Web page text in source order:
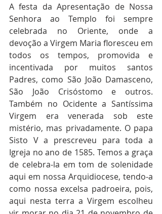
A festa da Apresentação de Nossa
Senhora ao Templo foi sempre
celebrada no Oriente, onde a
devoção a Virgem Maria floresceu em
todos os tempos, promovida e
incentivada por muitos santos
Padres, como São João Damasceno,
São João Crisóstomo e outros.
Também no Ocidente a Santíssima
Virgem era venerada sob este
mistério, mas privadamente. O papa
Sisto V a prescreveu para toda a
Igreja no ano de 1585. Temos a graça
de celebra-la em tom de solenidade
aqui em nossa Arquidiocese, tendo-a
como nossa excelsa padroeira, pois,
aqui nesta terra a Virgem escolheu